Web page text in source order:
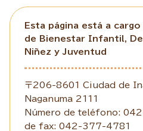
Esta página está a
de Bienestar Infantil,
Niñez y Juventud
〒206-8601 Ciudad de
Naganuma 2111
Número de teléfono:
de fax: 042-377-4781